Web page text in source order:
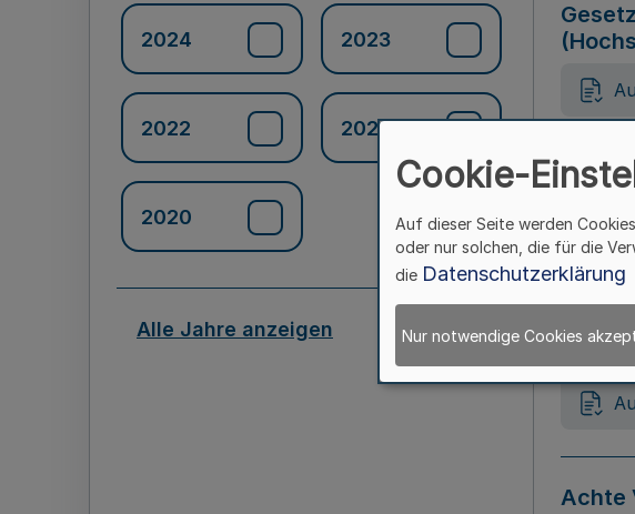
2024 2023
2022 2021
2020
Alle Jahre anzeigen
Achte
Cookie-
Auf dieser Seite werden
oder nur solchen, die für die
die Datenschutzerklärung
Nur notwendige Cookies